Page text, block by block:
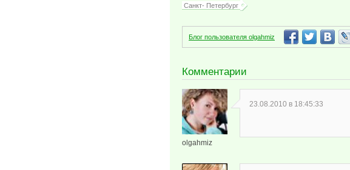
Санкт- Петербург
Блог пользователя olgahmiz
Комментарии
olgahmiz
23.08.2010 в 18:45:33